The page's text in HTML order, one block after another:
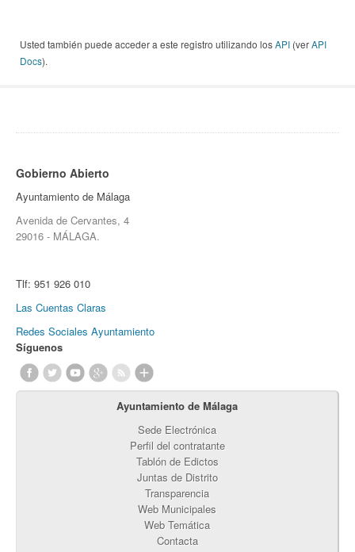
Usted también puede acceder a este registro utilizando losAPI (verAPI
Docs).
Gobierno Abierto
Ayuntamiento de Málaga
Avenida de Cervantes, 4
29016 - MÁLAGA.
Tlf: 951 926 010
Las Cuentas Claras
Redes Sociales Ayuntamiento
Síguenos
Ayuntamiento de Málaga
Sede Electrónica
Perfil del contratante
Tablón de Edictos
Juntas de Distrito
Transparencia
Web Municipales
Web Temática
Contacta